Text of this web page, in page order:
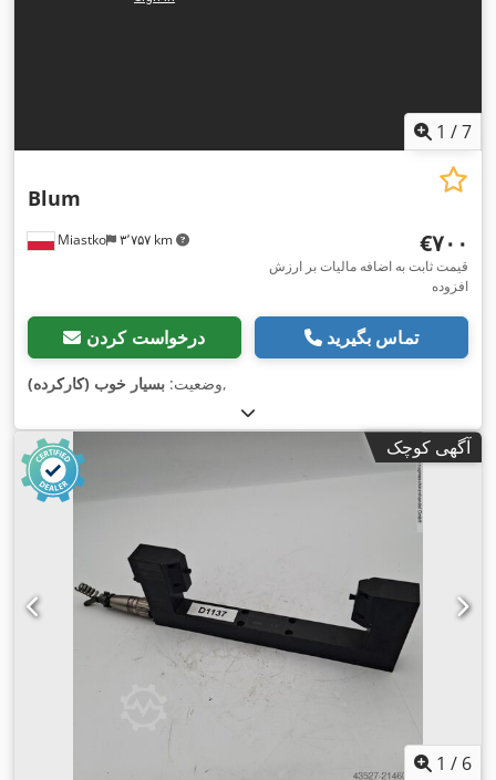
1 /7
Miastko ۳٬۷۵۷ km
Blum
‎€۷۰۰
قیمت ثابت به اضافه مالیات بر ارزش
افزوده
درخواست کردن تماس بگیرید
وضعیت: بسیار خوب (کارکرده) ,
آگهی کوچک
1 / 6